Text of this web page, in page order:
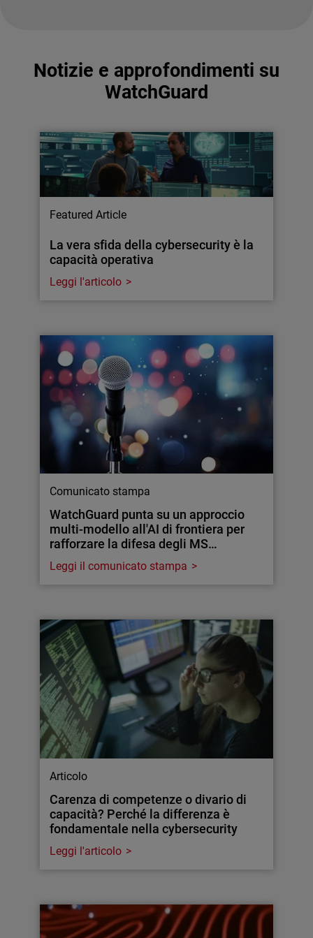
Notizie e approfondimenti su
WatchGuard
Featured Article
La vera sfida della cybersecurity è la
capacità operativa
Leggi l'articolo
Comunicato stampa
WatchGuard punta su un approccio
multi-modello all'AI di frontiera per
rafforzare la difesa degli MS…
Leggi il comunicato stampa
Articolo
Carenza di competenze o divario di
capacità? Perché la differenza è
fondamentale nella cybersecurity
Leggi l'articolo